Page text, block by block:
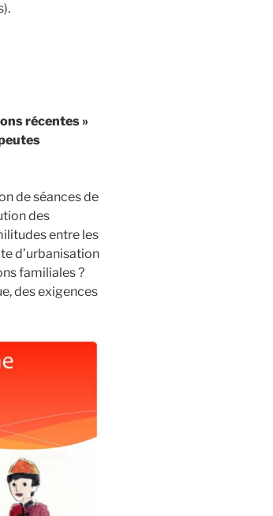
récentes »
de séances de
des
entre les
d’urbanisation
familiales ?
des exigences